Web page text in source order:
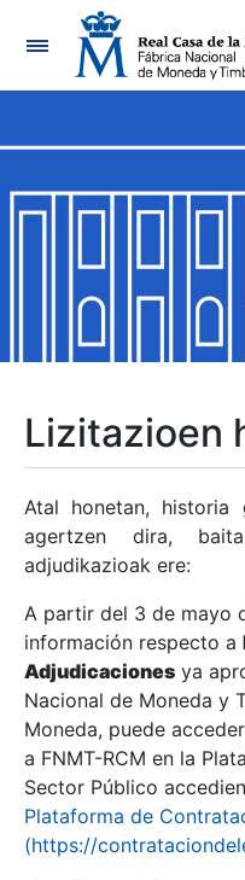
Nabigazioa
Erakutsi/Ezkutatu
Erakutsi/Ezkutatu
Erakutsi/Ezkutatu
Erakutsi/Ezkutatu
Erakutsi/Ezkutatu
Erakutsi/Ezkutatu
Erakutsi/Ezkutatu
Lizitazioen
Atal honetan, historia
agertzen dira,
adjudikazioak ere:
A partir del 3 de mayo
información respecto a
Adjudicaciones ya
Nacional de Moneda y
Moneda, puede
a FNMT-RCM en la
Sector Público
Plataforma de
(https://